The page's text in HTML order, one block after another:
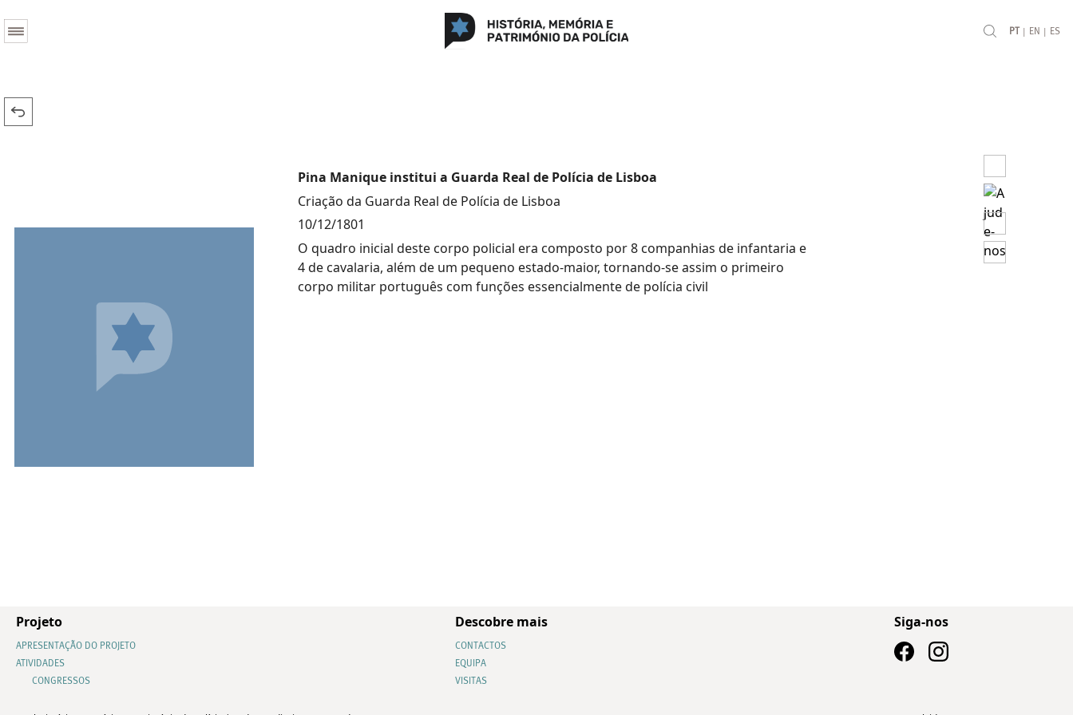
PT | EN | ES
Pina Manique institui a Guarda Real de Polícia de Lisboa
Criação da Guarda Real de Polícia de Lisboa
10/12/1801
O quadro inicial deste corpo policial era composto por 8 companhias de infantaria e
4 de cavalaria, além de um pequeno estado-maior, tornando-se assim o primeiro
corpo militar português com funções essencialmente de polícia civil
Projeto
APRESENTAÇÃO DO PROJETO
ATIVIDADES
CONGRESSOS
Descobre mais
CONTACTOS
EQUIPA
VISITAS
Siga-nos